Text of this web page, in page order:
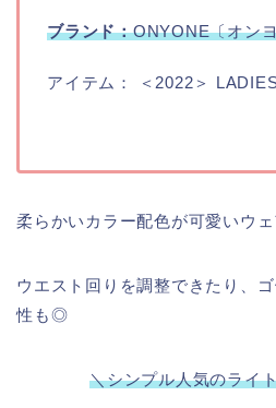
ブランド：ONYONE〔オン
アイテム： ＜2022＞
柔らかいカラー配色が可愛いウ
ウエスト回りを調整できたり、
性も◎
＼シンプル人気のライ